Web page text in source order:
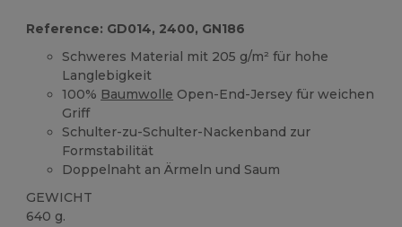
Reference: GD014, 2400, GN186
Schweres Material mit 205 g/m² für hohe
Langlebigkeit
100% Baumwolle Open-End-Jersey für weichen
Griff
Schulter-zu-Schulter-Nackenband zur
Formstabilität
Doppelnaht an Ärmeln und Saum
GEWICHT
640 g.